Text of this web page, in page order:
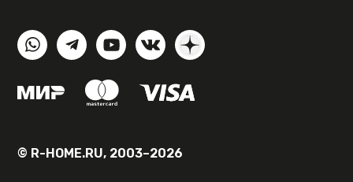
© R-HOME.RU, 2003–2026